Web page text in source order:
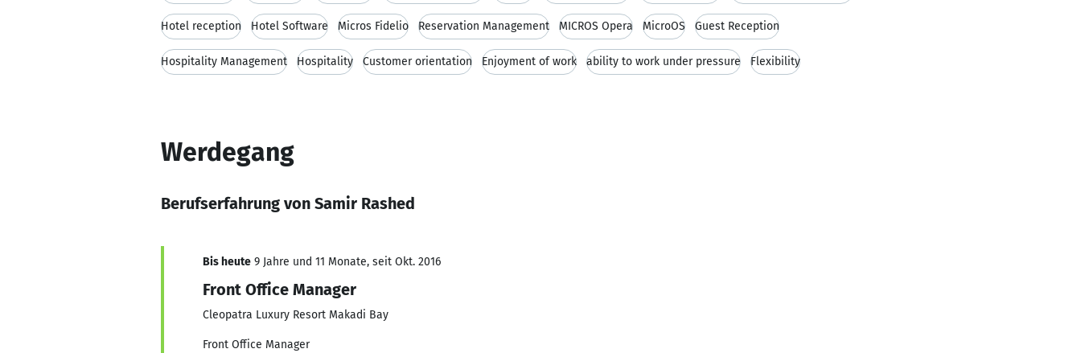
Hotel reception Hotel Software Micros Fidelio Reservation Management MICROS Opera MicroOS Guest Reception
Hospitality Management Hospitality Customer orientation Enjoyment of work ability to work under pressure Flexibility
Werdegang
Berufserfahrung von Samir Rashed
Bis heute 9 Jahre und 11 Monate, seit Okt. 2016
Front Office Manager
Cleopatra Luxury Resort Makadi Bay
Front Office Manager